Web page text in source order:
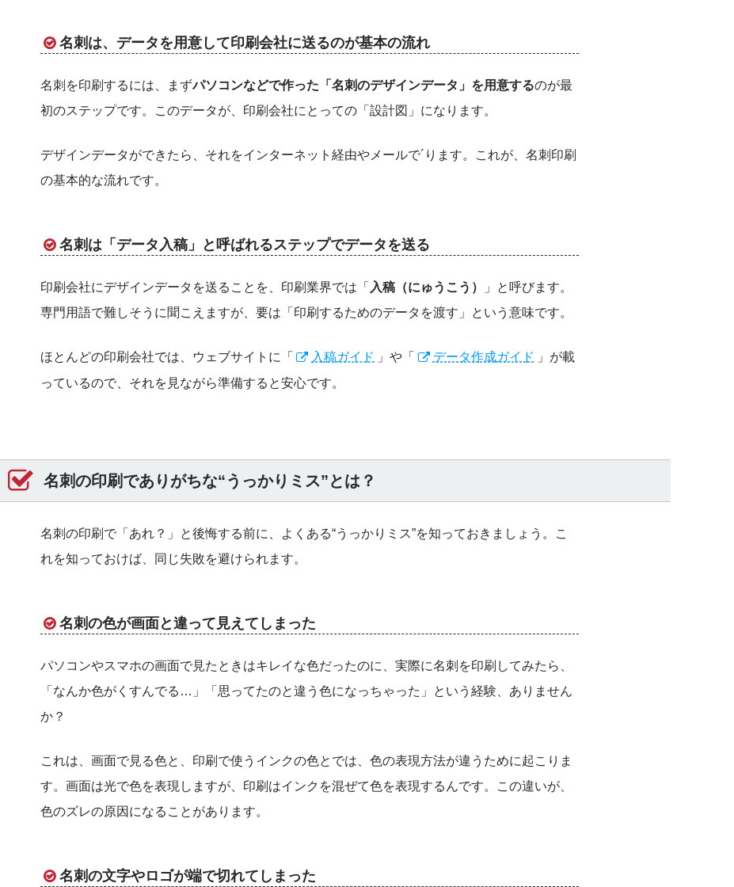
名刺は、データを用意して印刷会社に送るのが基本の流れ
名刺を印刷するには、まずパソコンなどで作った「名刺のデザインデータ」を用意するのが最
初のステップです。このデータが、印刷会社にとっての「設計図」になります。
デザインデータができたら、それをインターネット経由やメールで´ります。これが、名刺印刷
の基本的な流れです。
名刺は「データ入稿」と呼ばれるステップでデータを送る
印刷会社にデザインデータを送ることを、印刷業界では「 入稿（にゅうこう）
」と呼びます。
専門用語で難しそうに聞こえますが、要は「印刷するためのデータを渡す」という意味です。
ほとんどの印刷会社では、ウェブサイトに「 入稿ガイド 」や「 データ作成ガイド 」が載
っているので、それを見ながら準備すると安心です。
名刺の印刷でありがちな“うっかりミス”とは？
名刺の印刷で「あれ？」と後悔する前に、よくある“うっかりミス”を知っておきましょう。こ
れを知っておけば、同じ失敗を避けられます。
名刺の色が画面と違って見えてしまった
パソコンやスマホの画面で見たときはキレイな色だったのに、実際に名刺を印刷してみたら、
「なんか色がくすんでる…」「思ってたのと違う色になっちゃった」という経験、ありません
か？
これは、画面で見る色と、印刷で使うインクの色とでは、色の表現方法が違うために起こりま
す。画面は光で色を表現しますが、印刷はインクを混ぜて色を表現するんです。この違いが、
色のズレの原因になることがあります。
名刺の文字やロゴが端で切れてしまった